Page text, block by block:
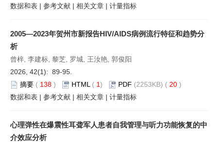
数据和表 | 参考文献 | 相关文章 | 计量指标
2005—2023年贺州市新报告HIV/AIDS病例流行特征和趋势分
析
曾梓, 李建标, 黎芝, 罗城, 王汝艳, 郭俊阳
2026, 42(1): 89-95.
摘要 ( 138 ) HTML ( 1) PDF (2253KB) ( 20 )
数据和表 | 参考文献 | 相关文章 | 计量指标
心理弹性在爆震性耳聋军人患者自我管理与听力功能恢复的中
介效应分析